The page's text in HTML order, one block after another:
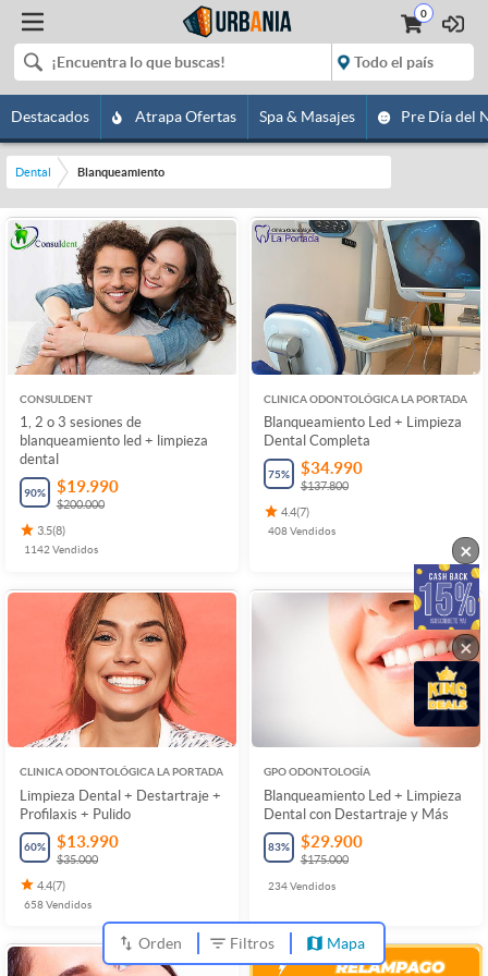
0
Destacados Atrapa Ofertas Spa & Masajes Pre Día del
Dental Blanqueamiento
CONSULDENT
1, 2 o 3 sesiones de
blanqueamiento led + limpieza
dental
90% $19.990
$200.000
3.5(8)
1142 Vendidos
CLINICA ODONTOLÓGICA LA PORTADA
Blanqueamiento Led + Limpieza
Dental Completa
75% $34.990
$137.800
4.4(7)
408Vendidos
CLINICA ODONTOLÓGICA LA PORTADA
Limpieza Dental + Destartraje +
Profilaxis + Pulido
60% $13.990
$35.000
4.4(7)
658Vendidos
GPO ODONTOLOGÍA
Blanqueamiento Led + Limpieza
Dental con Destartraje y Más
83% $29.900
$175.000
234Vendidos
Orden Filtros Mapa
×
×